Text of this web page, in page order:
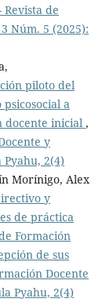
Revista de
Núm. 5 (2025):
piloto del
a
docente inicial ,
y
Pyahu, 2(4)
Morínigo, Alex
y
de práctica
Formación
de sus
Docente
Pyahu, 2(4)